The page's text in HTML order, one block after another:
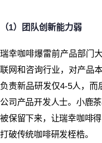
（1）团队创新能力弱
瑞幸咖啡爆雷前产品部门
联网和咨询行业，对产品
负责新品研发仅4-5人， 而
公司产品开发人士。 小鹿
被保留下来，让瑞幸咖啡
打破传统咖啡研发桎梏。